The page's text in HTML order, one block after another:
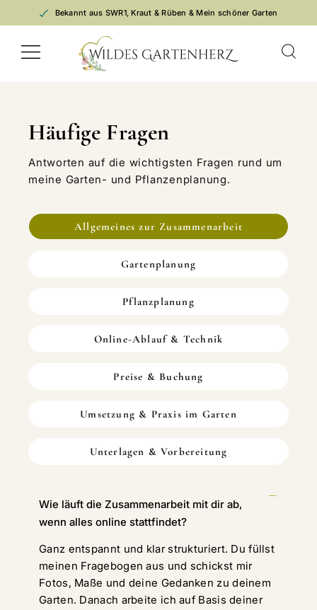
Inhalt
Bekannt aus SWR1, Kraut & Rüben & Mein schöner Garten
Häufige Fragen
Antworten auf die wichtigsten Fragen rund um
meine Garten- und Pflanzenplanung.
Allgemeines zur Zusammenarbeit
Gartenplanung
Pflanzplanung
Online-Ablauf & Technik
Preise & Buchung
Umsetzung & Praxis im Garten
Unterlagen & Vorbereitung
Wie läuft die Zusammenarbeit mit dir ab,
wenn alles online stattfindet?
Ganz entspannt und klar strukturiert. Du füllst
meinen Fragebogen aus und schickst mir
Fotos, Maße und deine Gedanken zu deinem
Garten. Danach arbeite ich auf Basis deiner